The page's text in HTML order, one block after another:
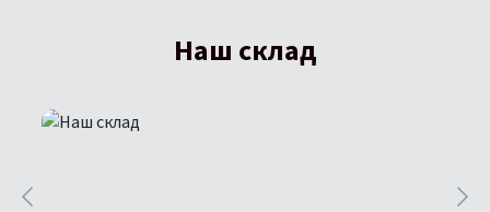
Наш склад